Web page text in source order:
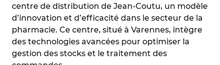
centre de distribution de Jean-Coutu, un modèle
d’innovation et d’efficacité dans le secteur de la
pharmacie. Ce centre, situé à Varennes, intègre
des technologies avancées pour optimiser la
gestion des stocks et le traitement des